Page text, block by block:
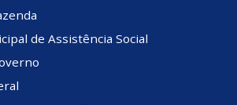
de Assistência Social